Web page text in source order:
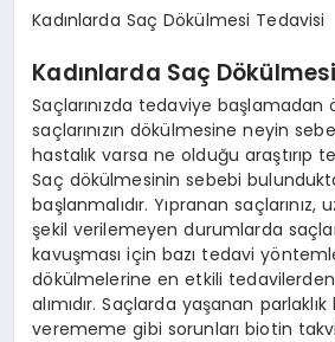
Kadınlarda Saç Dökülmesi Tedavisi
Kadınlarda Saç
Saçlarınızda tedaviye başlamadan
saçlarınızın dökülmesine neyin
hastalık varsa ne olduğu araştırıp
Saç dökülmesinin sebebi
başlanmalıdır. Yıpranan
şekil verilemeyen durumlarda
kavuşması için bazı tedavi
dökülmelerine en etkili
alımıdır. Saçlarda yaşanan parlaklık
verememe gibi sorunları biotin